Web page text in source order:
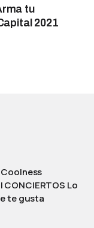
tu
2021
CONCIERTOS Lo
te gusta